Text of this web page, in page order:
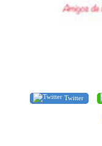
Twitter